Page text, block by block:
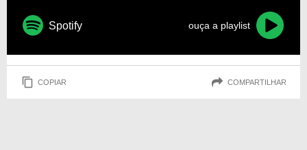
Spotify ouça a playlist
COPIAR COMPARTILHAR